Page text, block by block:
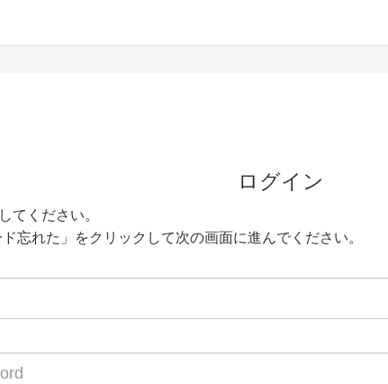
ログイン
てください。
忘れた」をクリックして次の画面に進んでください。